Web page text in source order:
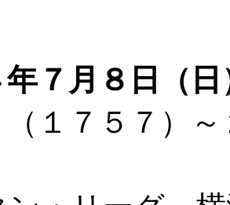
７月８日（日
（１７５７